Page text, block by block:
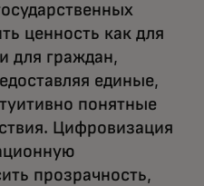
ценность как для
для граждан,
единые,
понятные
Цифровизация
прозрачность,